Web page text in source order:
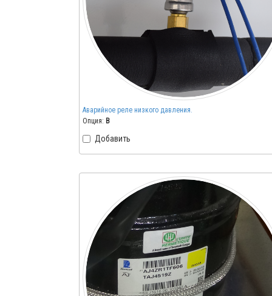
Аварийное реле низкого давления.
Опция: B
Добавить